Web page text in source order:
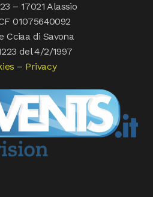
– 17021 Alassio
01075640092
Cciaa di Savona
del 4/2/1997
– Privacy